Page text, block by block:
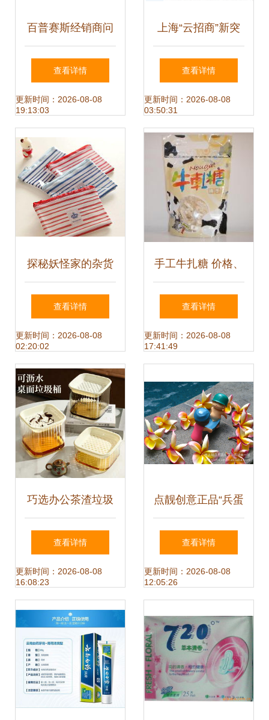
百普赛斯经销商问
题解析 经营异常、
资质缺位与日用品
查看详情
更新时间：2026-08-08
19:13:03
上海“云招商”新突
破 宝可梦主题馆亮
相九六广场，带动
日用杂品消费热潮
查看详情
更新时间：2026-08-08
03:50:31
探秘妖怪家的杂货
铺 一站式购齐韩国
文具与居家日用好
物
查看详情
更新时间：2026-08-08
02:20:02
手工牛扎糖 价格、
型号与图片指南，
日用杂品销售新宠
查看详情
更新时间：2026-08-08
17:41:49
巧选办公茶渣垃圾
桶 将便利融入日常
杂品销售
查看详情
更新时间：2026-08-08
16:08:23
点靓创意正品“兵蛋
蛋系列” 解锁男孩
子的秘密杂物盒与
查看详情
更新时间：2026-08-08
12:05:26